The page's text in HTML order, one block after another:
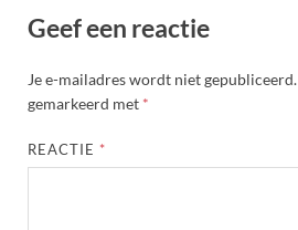
Geef een reactie
Je e-mailadres wordt niet gepubliceerd.
gemarkeerd met *
REACTIE *